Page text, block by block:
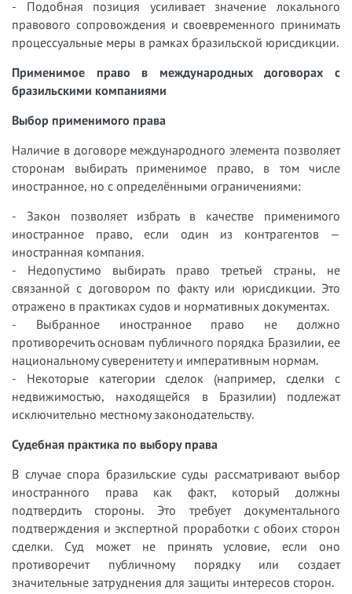
- Подобная позиция усиливает значение локального
правового сопровождения и своевременного принимать
процессуальные меры в рамках бразильской юрисдикции.
Применимое право в международных договорах с
бразильскими компаниями
Выбор применимого права
Наличие в договоре международного элемента позволяет
сторонам выбирать применимое право, в том числе
иностранное, но с определёнными ограничениями:
- Закон позволяет избрать в качестве применимого
иностранное право, если один из контрагентов —
иностранная компания.
- Недопустимо выбирать право третьей страны, не
связанной с договором по факту или юрисдикции. Это
отражено в практиках судов и нормативных документах.
- Выбранное иностранное право не должно
противоречить основам публичного порядка Бразилии, ее
национальному суверенитету и императивным нормам.
- Некоторые категории сделок (например, сделки с
недвижимостью, находящейся в Бразилии) подлежат
исключительно местному законодательству.
Судебная практика по выбору права
В случае спора бразильские суды рассматривают выбор
иностранного права как факт, который должны
подтвердить стороны. Это требует документального
подтверждения и экспертной проработки с обоих сторон
сделки. Суд может не принять условие, если оно
противоречит публичному порядку или создает
значительные затруднения для защиты интересов сторон.